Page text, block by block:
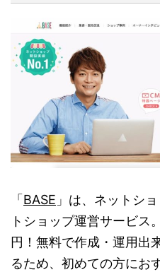
「 BASE 」は、ネットシ
トショップ運営サービス
円！無料で作成・運用出
るため、初めての方にお